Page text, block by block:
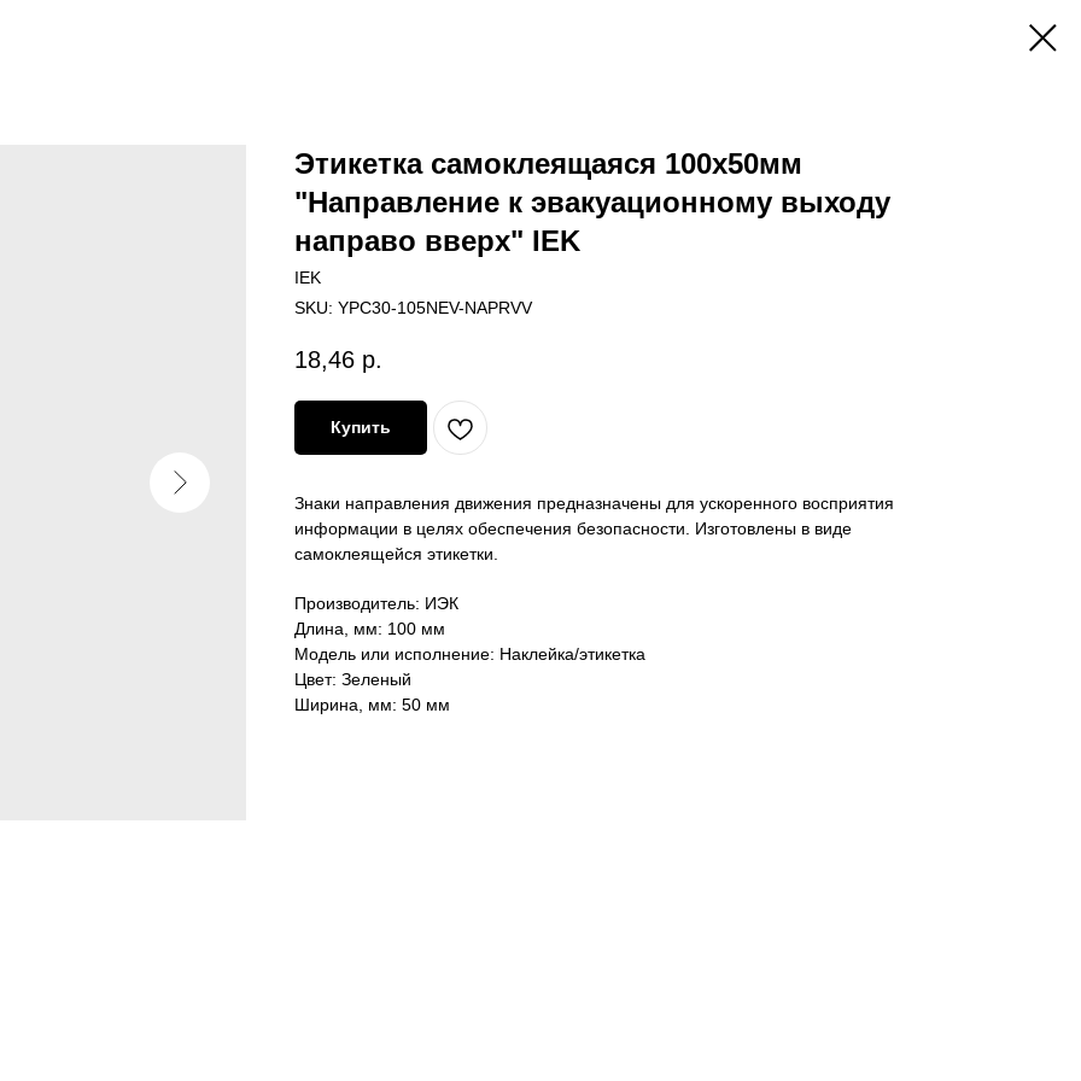
Этикетка самоклеящаяся 100х50мм
"Направление к эвакуационному выходу
направо вверх" IEK
IEK
SKU: YPC30-105NEV-NAPRVV
18,46 р.
Купить
Знаки направления движения предназначены для ускоренного восприятия
информации в целях обеспечения безопасности. Изготовлены в виде
самоклеящейся этикетки.
Производитель: ИЭК
Длина, мм: 100 мм
Модель или исполнение: Наклейка/этикетка
Цвет: Зеленый
Ширина, мм: 50 мм